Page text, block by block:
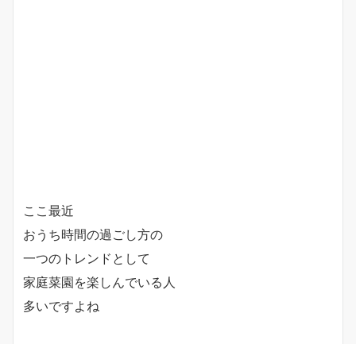
ここ最近
おうち時間の過ごし方の
一つのトレンドとして
家庭菜園を楽しんでいる人
多いですよね